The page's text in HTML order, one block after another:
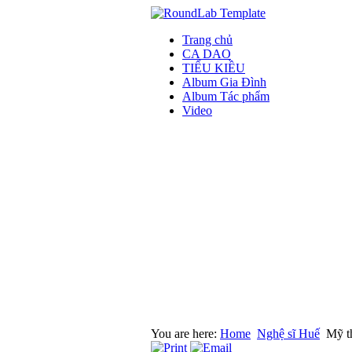
Trang chủ
CA DAO
TIỂU KIỀU
Album Gia Đình
Album Tác phẩm
Video
You are here: Home Nghệ sĩ Huế Mỹ